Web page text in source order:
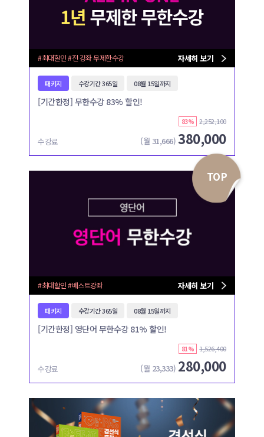
#최대할인 #전 강좌 무제한수강 자세히 보기
패키지 수강기간 365일 08월 15일까지
[기간한정] 무한수강 83% 할인!
83% 2,252,100
수강료 (월 31,666) 380,000
TOP
#최대할인 #베스트강좌 자세히 보기
패키지 수강기간 365일 08월 15일까지
[기간한정] 영단어 무한수강 81% 할인!
81% 1,526,400
수강료 (월 23,333) 280,000